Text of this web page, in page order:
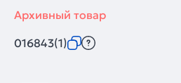
Архивный товар
016843(1)